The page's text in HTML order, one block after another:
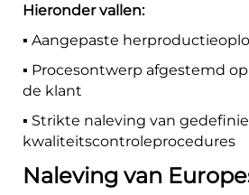
Hieronder vallen:
▪️ Aangepaste
▪️ Procesontwerp afgestemd
de klant
▪️ Strikte naleving van
kwaliteitscontroleprocedures
Naleving van